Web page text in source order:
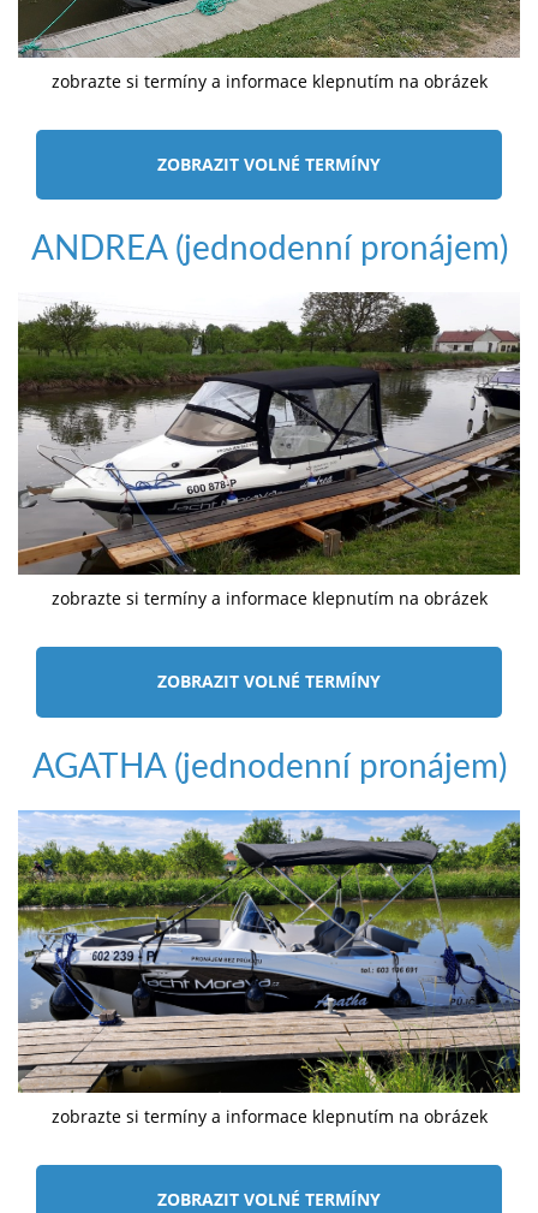
zobrazte si termíny a informace klepnutím na obrázek
ZOBRAZIT VOLNÉ TERMÍNY
ANDREA (jednodenní pronájem)
zobrazte si termíny a informace klepnutím na obrázek
ZOBRAZIT VOLNÉ TERMÍNY
AGATHA (jednodenní pronájem)
zobrazte si termíny a informace klepnutím na obrázek
ZOBRAZIT VOLNÉ TERMÍNY